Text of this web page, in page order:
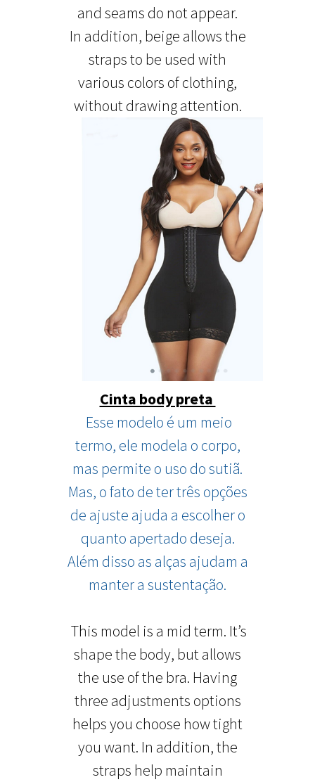
and seams do not appear.
In addition, beige allows the
straps to be used with
various colors of clothing,
without drawing attention.
Cinta body preta
Esse modelo é um meio
termo, ele modela o corpo,
mas permite o uso do sutiã.
Mas, o fato de ter três opções
de ajuste ajuda a escolher o
quanto apertado deseja.
Além disso as alças ajudam a
manter a sustentação.
This model is a mid term. It’s
shape the body, but allows
the use of the bra. Having
three adjustments options
helps you choose how tight
you want. In addition, the
straps help maintain